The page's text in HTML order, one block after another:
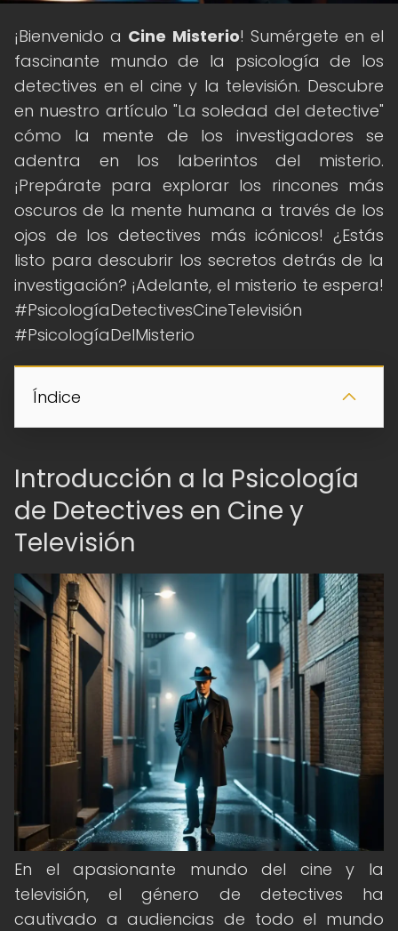
¡Bienvenido a Cine Misterio! Sumérgete en el
fascinante mundo de la psicología de los
detectives en el cine y la televisión. Descubre
en nuestro artículo "La soledad del detective"
cómo la mente de los investigadores se
adentra en los laberintos del misterio.
¡Prepárate para explorar los rincones más
oscuros de la mente humana a través de los
ojos de los detectives más icónicos! ¿Estás
listo para descubrir los secretos detrás de la
investigación? ¡Adelante, el misterio te espera!
#PsicologíaDetectivesCineTelevisión
#PsicologíaDelMisterio
Índice
Introducción a la Psicología
de Detectives en Cine y
Televisión
En el apasionante mundo del cine y la
televisión, el género de detectives ha
cautivado a audiencias de todo el mundo